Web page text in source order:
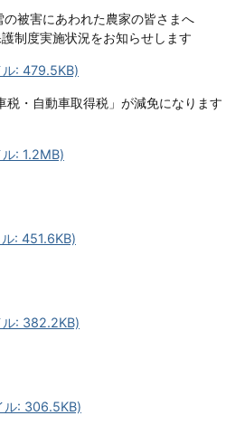
被害にあわれた農家の皆さまへ
制度実施状況をお知らせします
ル: 479.5KB)
・自動車取得税」が減免になります
: 1.2MB)
: 451.6KB)
ル: 382.2KB)
ル: 306.5KB)